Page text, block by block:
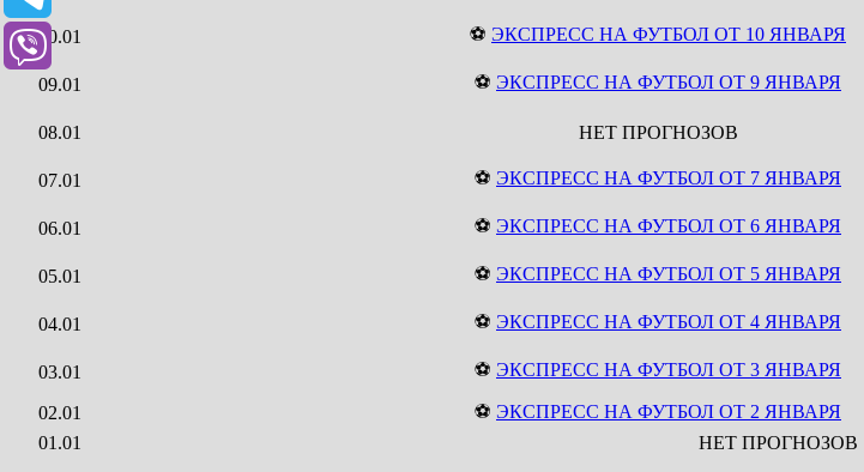
10.01 ⚽ ЭКСПРЕСС НА ФУТБОЛ ОТ 10 ЯНВАРЯ
09.01 ⚽ ЭКСПРЕСС НА ФУТБОЛ ОТ 9 ЯНВАРЯ
08.01 НЕТ ПРОГНОЗОВ
07.01 ⚽ ЭКСПРЕСС НА ФУТБОЛ ОТ 7 ЯНВАРЯ
06.01 ⚽ ЭКСПРЕСС НА ФУТБОЛ ОТ 6 ЯНВАРЯ
05.01 ⚽ ЭКСПРЕСС НА ФУТБОЛ ОТ 5 ЯНВАРЯ
04.01 ⚽ ЭКСПРЕСС НА ФУТБОЛ ОТ 4 ЯНВАРЯ
03.01 ⚽ ЭКСПРЕСС НА ФУТБОЛ ОТ 3 ЯНВАРЯ
02.01
⚽ ЭКСПРЕСС НА ФУТБОЛ ОТ 2 ЯНВАРЯ
01.01
НЕТ ПРОГНОЗОВ